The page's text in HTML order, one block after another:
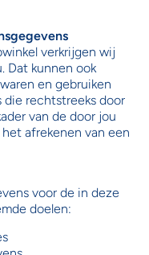
verkrijgen wij
Dat kunnen ook
en gebruiken
die rechtstreeks door
van de door jou
afrekenen van een
voor de in deze
doelen: